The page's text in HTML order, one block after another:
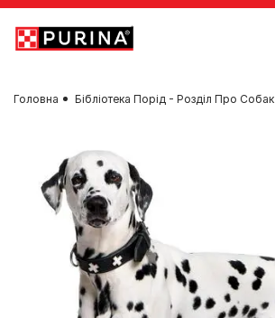
Skip to main content
Головна Бібліотека Порід - Розділ Про Собак